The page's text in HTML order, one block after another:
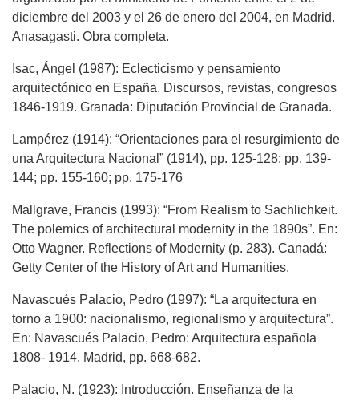
diciembre del 2003 y el 26 de enero del 2004, en Madrid.
Anasagasti. Obra completa.
Isac, Ángel (1987): Eclecticismo y pensamiento
arquitectónico en España. Discursos, revistas, congresos
1846-1919. Granada: Diputación Provincial de Granada.
Lampérez (1914): “Orientaciones para el resurgimiento de
una Arquitectura Nacional” (1914), pp. 125-128; pp. 139-
144; pp. 155-160; pp. 175-176
Mallgrave, Francis (1993): “From Realism to Sachlichkeit.
The polemics of architectural modernity in the 1890s”. En:
Otto Wagner. Reflections of Modernity (p. 283). Canadá:
Getty Center of the History of Art and Humanities.
Navascués Palacio, Pedro (1997): “La arquitectura en
torno a 1900: nacionalismo, regionalismo y arquitectura”.
En: Navascués Palacio, Pedro: Arquitectura española
1808- 1914. Madrid, pp. 668-682.
Palacio, N. (1923): Introducción. Enseñanza de la